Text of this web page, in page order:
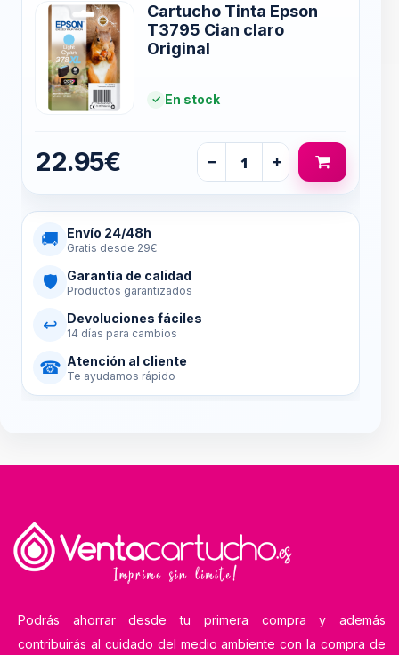
Cartucho Tinta Epson
T3795 Cian claro
Original
En stock
22.95€ − +
🚚 Envío 24/48h
Gratis desde 29€
🛡 Garantía de calidad
Productos garantizados
↩ Devoluciones fáciles
14 días para cambios
☎ Atención al cliente
Te ayudamos rápido
Podrás ahorrar desde tu primera compra y además
contribuirás al cuidado del medio ambiente con la compra de